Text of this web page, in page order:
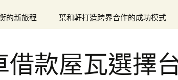
的新旅程 葉和軒打造跨界合作的成功模式
借款屋瓦選擇